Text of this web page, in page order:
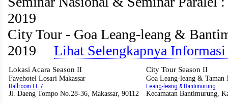
2019
City Tour - Goa Leang-leang &
2019 Lihat Selengkapnya Informasi
Lokasi Acara Season II
Favehotel Losari Makassar
Ballroom Lt. 7
Jl. Daeng Tompo No.28-36, Makassar, 90112
City Tour Season II
Goa Leang-leang & Taman
Leang-leang & Bantimurung
Kecamatan Bantimurung,